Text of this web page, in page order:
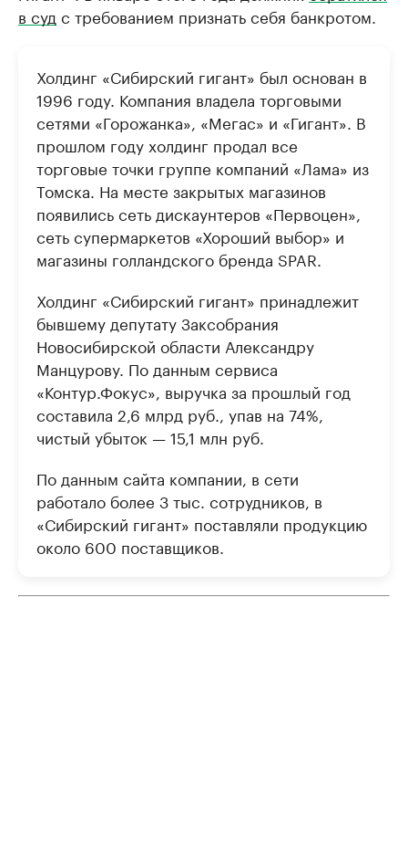
в суд с требованием признать себя банкротом.
Холдинг «Сибирский гигант» был основан в
1996 году. Компания владела торговыми
сетями «Горожанка», «Мегас» и «Гигант». В
прошлом году холдинг продал все
торговые точки группе компаний «Лама» из
Томска. На месте закрытых магазинов
появились сеть дискаунтеров «Первоцен»,
сеть супермаркетов «Хороший выбор» и
магазины голландского бренда SPAR.
Холдинг «Сибирский гигант» принадлежит
бывшему депутату Заксобрания
Новосибирской области Александру
Манцурову. По данным сервиса
«Контур.Фокус», выручка за прошлый год
составила 2,6 млрд руб., упав на 74%,
чистый убыток — 15,1 млн руб.
По данным сайта компании, в сети
работало более 3 тыс. сотрудников, в
«Сибирский гигант» поставляли продукцию
около 600 поставщиков.